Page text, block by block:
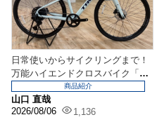
日常使いからサイクリングまで！
万能ハイエンドクロスバイク「TR
山口 直哉
2026/08/06
1,136
商品紹介